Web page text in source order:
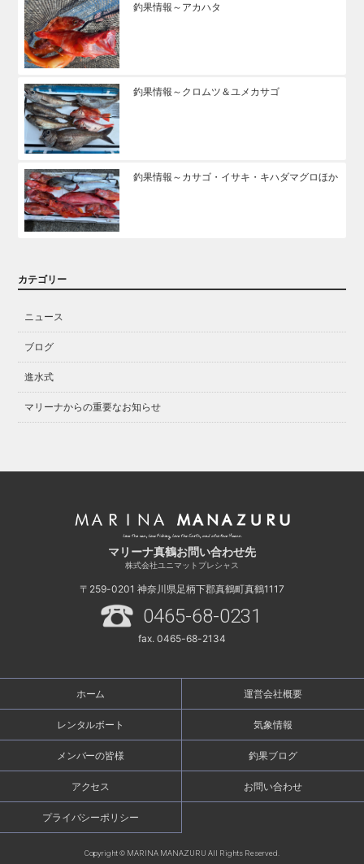
釣果情報～アカハタ
釣果情報～クロムツ＆ユメカサゴ
釣果情報～カサゴ・イサキ・キハダマグロほか
カテゴリー
ニュース
ブログ
進水式
マリーナからの重要なお知らせ
マリーナ真鶴お問い合わせ先
株式会社ユニマットプレシャス
〒259-0201 神奈川県足柄下郡真鶴町真鶴1117
0465-68-0231
fax. 0465-68-2134
ホーム 運営会社概要
レンタルボート 気象情報
メンバーの皆様 釣果ブログ
アクセス お問い合わせ
プライバシーポリシー
Copyright © MARINA MANAZURU All Rights Reserved.